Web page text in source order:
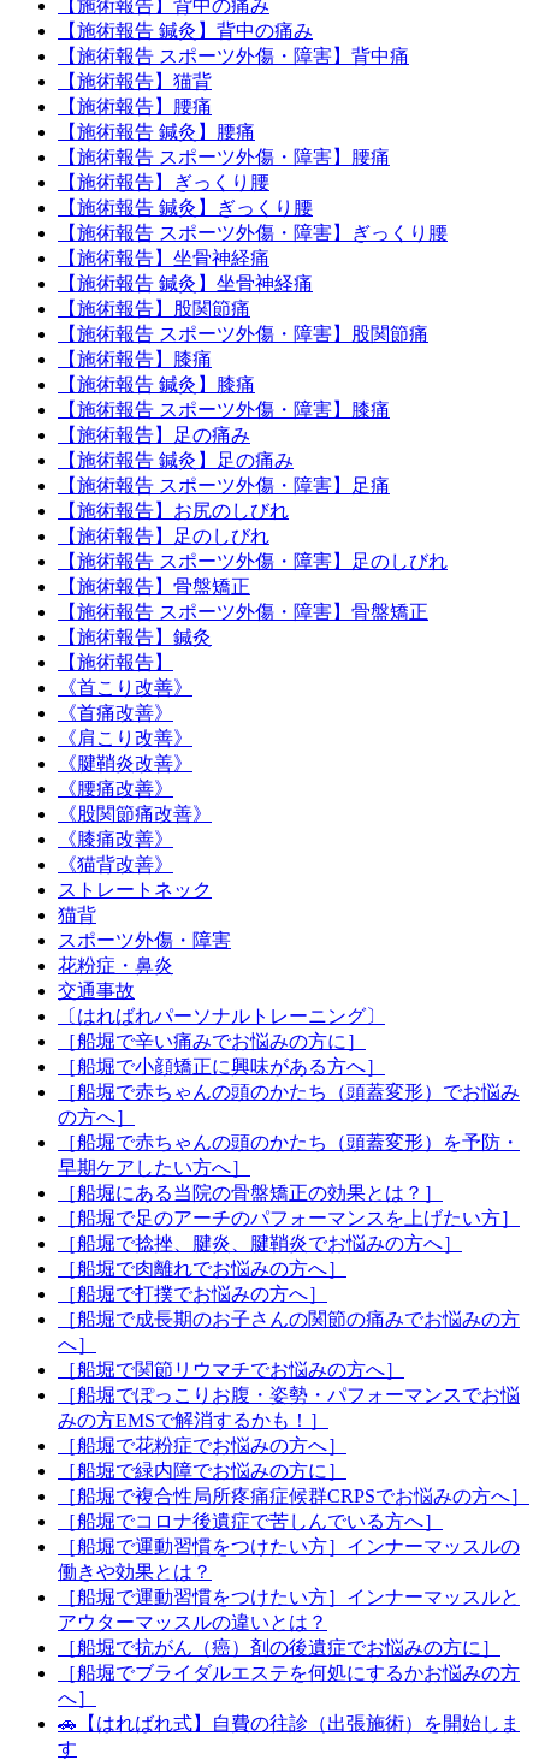
【施術報告】背中の痛み
【施術報告 鍼灸】背中の痛み
【施術報告 スポーツ外傷・障害】背中痛
【施術報告】猫背
【施術報告】腰痛
【施術報告 鍼灸】腰痛
【施術報告 スポーツ外傷・障害】腰痛
【施術報告】ぎっくり腰
【施術報告 鍼灸】ぎっくり腰
【施術報告 スポーツ外傷・障害】ぎっくり腰
【施術報告】坐骨神経痛
【施術報告 鍼灸】坐骨神経痛
【施術報告】股関節痛
【施術報告 スポーツ外傷・障害】股関節痛
【施術報告】膝痛
【施術報告 鍼灸】膝痛
【施術報告 スポーツ外傷・障害】膝痛
【施術報告】足の痛み
【施術報告 鍼灸】足の痛み
【施術報告 スポーツ外傷・障害】足痛
【施術報告】お尻のしびれ
【施術報告】足のしびれ
【施術報告 スポーツ外傷・障害】足のしびれ
【施術報告】骨盤矯正
【施術報告 スポーツ外傷・障害】骨盤矯正
【施術報告】鍼灸
【施術報告】
《首こり改善》
《首痛改善》
《肩こり改善》
《腱鞘炎改善》
《腰痛改善》
《股関節痛改善》
《膝痛改善》
《猫背改善》
ストレートネック
猫背
スポーツ外傷・障害
花粉症・鼻炎
交通事故
〔はればれパーソナルトレーニング〕
［船堀で辛い痛みでお悩みの方に］
［船堀で小顔矯正に興味がある方へ］
［船堀で赤ちゃんの頭のかたち（頭蓋変形）でお悩み
の方へ］
［船堀で赤ちゃんの頭のかたち（頭蓋変形）を予防・
早期ケアしたい方へ］
［船堀にある当院の骨盤矯正の効果とは？］
［船堀で足のアーチのパフォーマンスを上げたい方］
［船堀で捻挫、腱炎、腱鞘炎でお悩みの方へ］
［船堀で肉離れでお悩みの方へ］
［船堀で打撲でお悩みの方へ］
［船堀で成長期のお子さんの関節の痛みでお悩みの方
へ］
［船堀で関節リウマチでお悩みの方へ］
［船堀でぽっこりお腹・姿勢・パフォーマンスでお悩
みの方EMSで解消するかも！］
［船堀で花粉症でお悩みの方へ］
［船堀で緑内障でお悩みの方に］
［船堀で複合性局所疼痛症候群CRPSでお悩みの方へ］
［船堀でコロナ後遺症で苦しんでいる方へ］
［船堀で運動習慣をつけたい方］インナーマッスルの
働きや効果とは？
［船堀で運動習慣をつけたい方］インナーマッスルと
アウターマッスルの違いとは？
［船堀で抗がん（癌）剤の後遺症でお悩みの方に］
［船堀でブライダルエステを何処にするかお悩みの方
へ］
🚗【はればれ式】自費の往診（出張施術）を開始しま
す